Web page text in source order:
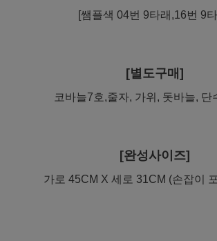
[쌤플색 04번 9타래,16번 9
[별도구매]
코바늘7호,줄자, 가위, 돗바늘, 단
[완성사이즈]
가로 45CM X 세로 31CM (손잡이